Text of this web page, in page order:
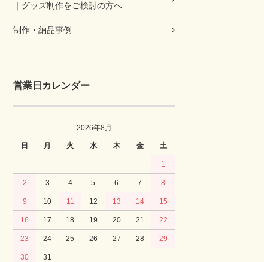
｜グッズ制作をご検討の方へ
制作・納品事例
営業日カレンダー
2026年8月
日 月 火 水 木 金 土
1
2 3 4 5 6 7 8
9 10 11 12 13 14 15
16 17 18 19 20 21 22
23 24 25 26 27 28 29
30 31